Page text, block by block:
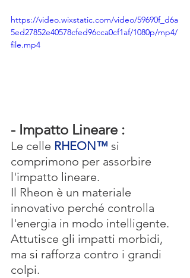
https://video.wixstatic.com/video/59690f_d6a
5ed27852e40578cfed96cca0cf1af/1080p/mp4/
file.mp4
- Impatto Lineare :
Le celle RHEON™ si ​​
comprimono per assorbire
l'impatto lineare.
Il Rheon è un materiale
innovativo perché controlla
l'energia in modo intelligente.
Attutisce gli impatti morbidi,
ma si rafforza contro i grandi
colpi.